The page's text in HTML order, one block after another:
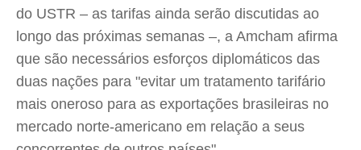
do USTR – as tarifas ainda serão discutidas ao
longo das próximas semanas –, a Amcham afirma
que são necessários esforços diplomáticos das
duas nações para "evitar um tratamento tarifário
mais oneroso para as exportações brasileiras no
mercado norte-americano em relação a seus